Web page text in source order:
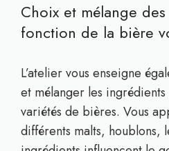
Choix et mélange
fonction de la bière
L’atelier vous enseigne
et mélanger les
variétés de bières. Vous
différents malts, houblons,